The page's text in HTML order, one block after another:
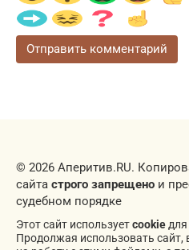
© 2026 Аперитив.RU.
сайта строго запрещено и
судебном порядке
Этот сайт используетcookie
Продолжая использовать сайт,